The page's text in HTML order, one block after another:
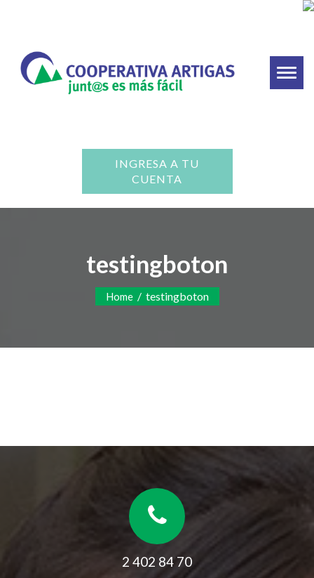
INGRESA A TU
CUENTA
testingboton
Home / testingboton
2 402 84 70